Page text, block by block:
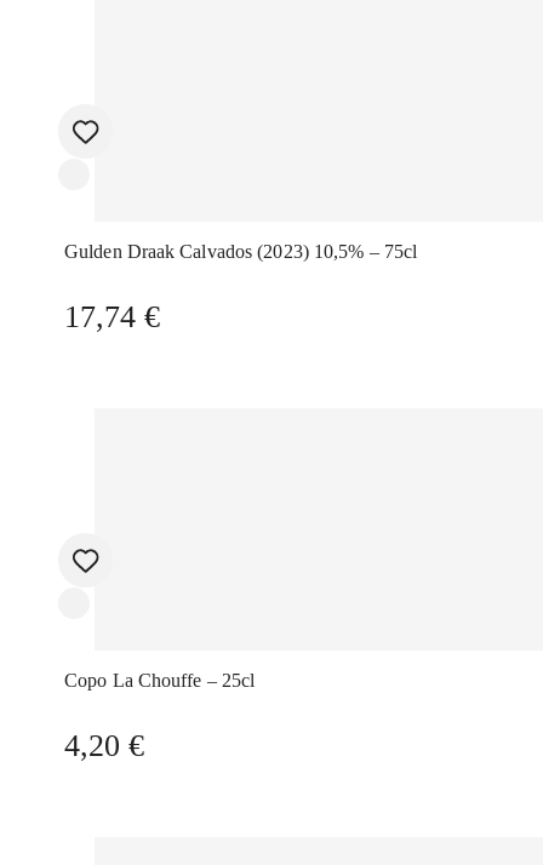
Gulden Draak Calvados (2023) 10,5% – 75cl
17,74 €
Copo La Chouffe – 25cl
4,20 €